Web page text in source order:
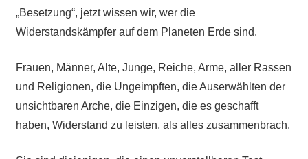
„Besetzung“, jetzt wissen wir, wer die
Widerstandskämpfer auf dem Planeten Erde sind.
Frauen, Männer, Alte, Junge, Reiche, Arme, aller Rassen
und Religionen, die Ungeimpften, die Auserwählten der
unsichtbaren Arche, die Einzigen, die es geschafft
haben, Widerstand zu leisten, als alles zusammenbrach.